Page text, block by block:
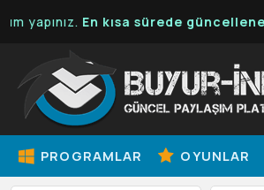
En kısa sürede
PROGRAMLAR OYUNLAR